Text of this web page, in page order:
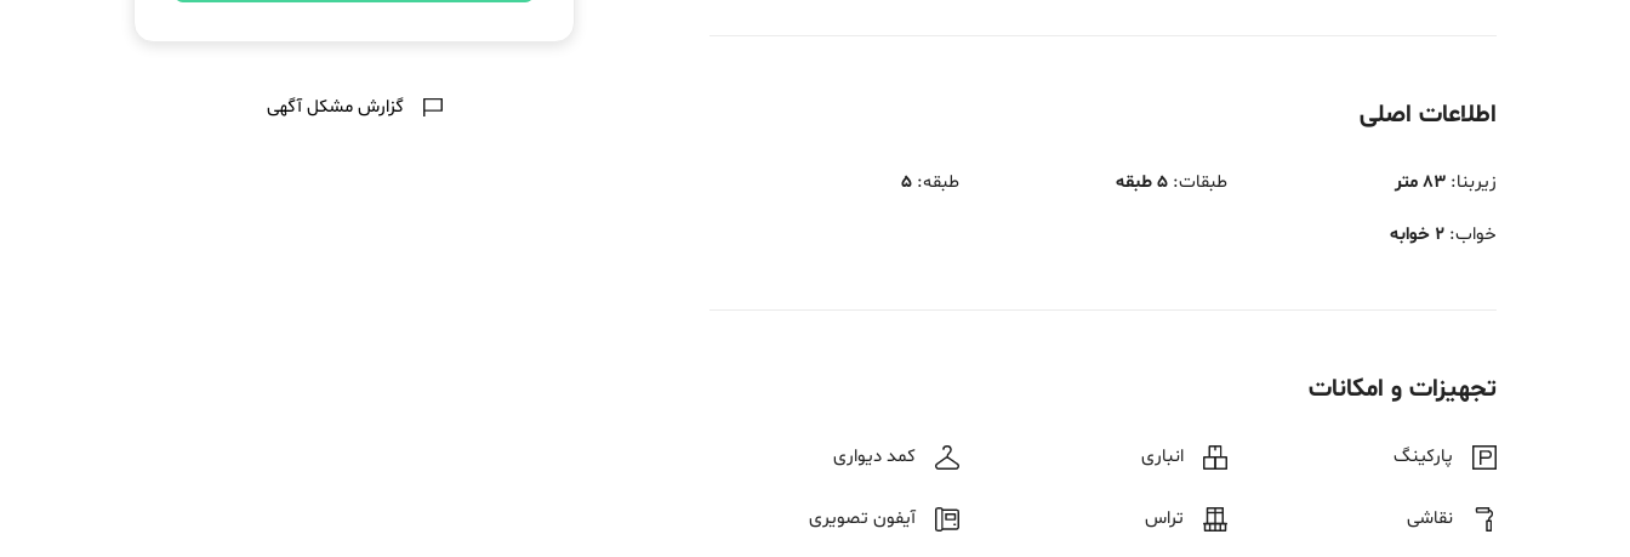
اطلاعات اصلی
زیربنا: 83 متر طبقات: 5 طبقه طبقه:
5
خواب: 2 خوابه
تجهیزات و امکانات
پارکینگ انباری کمد دیواری
نقاشی تراس آیفون تصویری
گزارش مشکل آگهی